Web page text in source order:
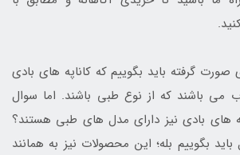
گرفته باید بگوییم که کاناپه های بادی
می باشند که از نوع طبی باشند. اما سوال
های بادی نیز دارای مدل های طبی هستند؟
بگوییم بله؛ این محصولات نیز به همانند